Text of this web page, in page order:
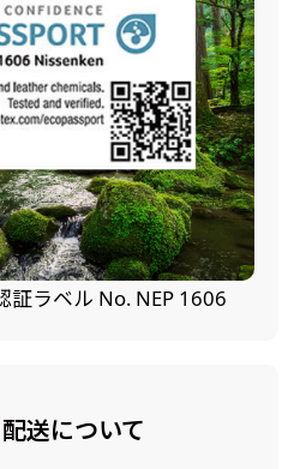
証ラベル No. NEP 1606
送について